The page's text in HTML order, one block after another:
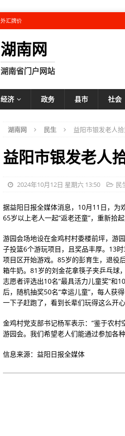
外汇牌价
湖南网
湖南省门户网站
经济 政务 县市 社会
湖南网 民生 益阳市银发老人
益阳市银发老人
2024年10月12日 星期六 13:50 民
据益阳日报全媒体消息，10月11日，为
65岁以上老人一起“返老还童”，重新拾起
游园会场地设在金鸡村村委楼前坪，游
子投篮6个游玩项目，且奖品丰厚。13
项目区开始游戏。85岁的彭育生，退役
箱牛奶。81岁的刘金花拿筷子夹乒乓球
志愿者评选出10名“最具活力儿童奖”和
后，随机抽奖50名“幸运儿童”，每人获
一下子赶跑了，看到长辈们玩得这么开
金鸡村党支部书记杨军表示：“鉴于农
游园会。我们希望老人们能通过参加各
信息来源：益阳日报全媒体